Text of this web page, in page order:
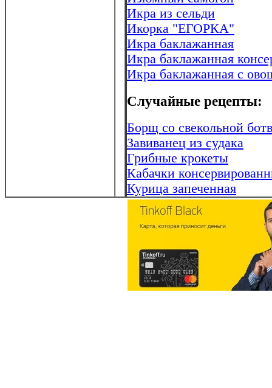
Икpа из сельди
Икорка "ЕГОРКА"
Икра баклажанная
Икра баклажанная
Икра баклажанная с
Случайные рецепты:
Борщ со свекольной
Завиванец из судака
Грибные крокеты
Кабачки
Курица запеченная